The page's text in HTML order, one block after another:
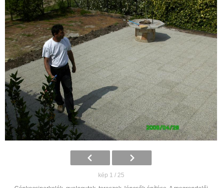
kép 1 / 25